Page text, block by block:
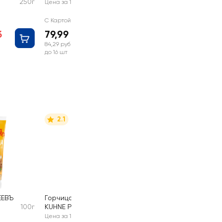
Цена за 1 шт
С Картой №1
79,99 руб
84,29 руб
до 16 шт
100г
2.1
Горчица ядреная
KUHNE Русская
Цена за 1 шт